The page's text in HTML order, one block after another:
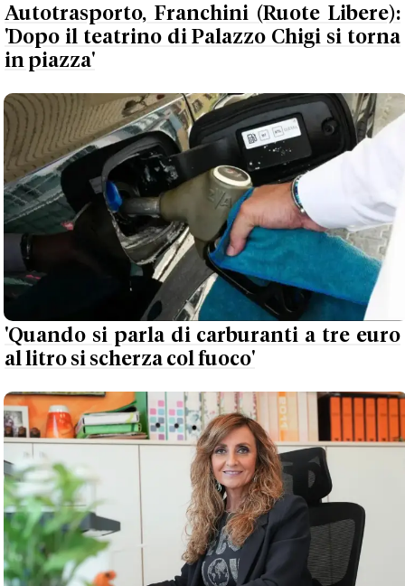
Autotrasporto, Franchini (Ruote Libere):
'Dopo il teatrino di Palazzo Chigi si torna
in piazza'
'Quando si parla di carburanti a tre euro
al litro si scherza col fuoco'